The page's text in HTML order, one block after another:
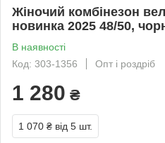
Жіночий комбінезон
новинка 2025 48/50,
В наявності
Код: 303-1356
Опт і роздріб
1 280 ₴
1 070 ₴ від 5 шт.